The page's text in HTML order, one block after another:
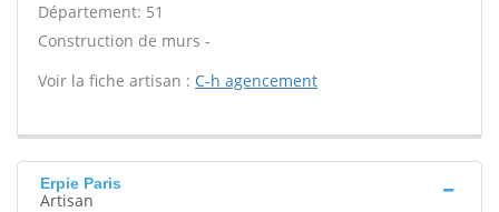
Département: 51
Construction de murs -
Voir la fiche artisan : C-h agencement
Erpie Paris
Artisan